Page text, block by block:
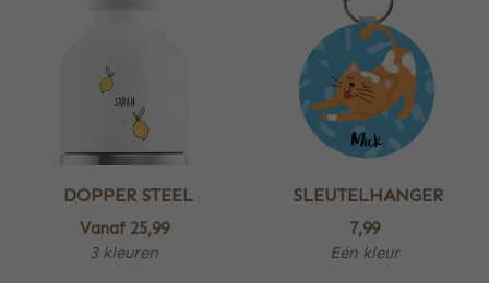
DOPPER STEEL
Vanaf 25,99
3 kleuren
SLEUTELHANGER
7,99
Eén kleur